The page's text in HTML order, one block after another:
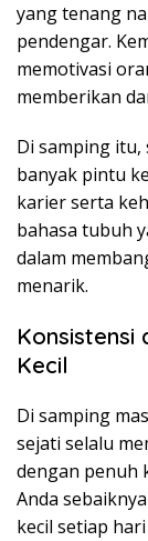
yang tenang
pendengar.
memotivasi
memberikan
Di samping itu,
banyak pintu
karier serta
bahasa tubuh
dalam
menarik.
Konsistensi
Kecil
Di samping
sejati selalu
dengan penuh
Anda
kecil setiap